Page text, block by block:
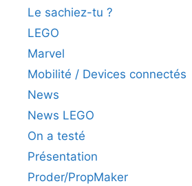
Le sachiez-tu ?
LEGO
Marvel
Mobilité / Devices connectés
News
News LEGO
On a testé
Présentation
Proder/PropMaker